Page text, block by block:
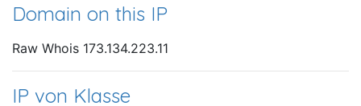
Domain on this IP
Raw Whois 173.134.223.11
IP von Klasse